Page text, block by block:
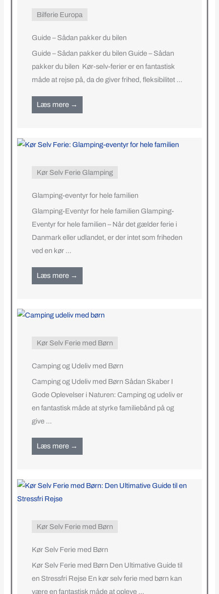
Bilferie Europa
Guide – Sådan pakker du bilen
Guide – Sådan pakker du bilen Guide – Sådan
pakker du bilen Kør-selv-ferier er en fantastisk
måde at rejse på, da de giver frihed, fleksibilitet ...
Læs mere →
Kør Selv Ferie Glamping
Glamping-eventyr for hele familien
Glamping-Eventyr for hele familien Glamping-
Eventyr for hele familien – Når det gælder ferie i
Danmark eller udlandet, er der intet som friheden
ved en kør ...
Læs mere →
Kør Selv Ferie med Børn
Camping og Udeliv med Børn
Camping og Udeliv med Børn Sådan Skaber I
Gode Oplevelser i Naturen: Camping og udeliv er
en fantastisk måde at styrke familiebånd på og
give ...
Læs mere →
Kør Selv Ferie med Børn
Kør Selv Ferie med Børn
Kør Selv Ferie med Børn Den Ultimative Guide til
en Stressfri Rejse En kør selv ferie med børn kan
være en fantastisk måde at opleve ...